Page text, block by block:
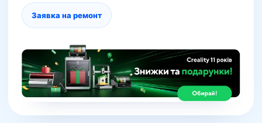
Заявка на ремонт